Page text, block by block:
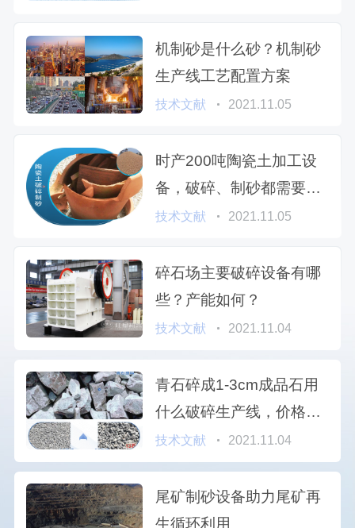
机制砂是什么砂？机制砂
生产线工艺配置方案
技术文献 2021.11.05
时产200吨陶瓷土加工设
备，破碎、制砂都需要哪
些？
技术文献 2021.11.05
碎石场主要破碎设备有哪
些？产能如何？
技术文献 2021.11.04
青石碎成1-3cm成品石用
什么破碎生产线，价格多
少？
技术文献 2021.11.04
尾矿制砂设备助力尾矿再
生循环利用